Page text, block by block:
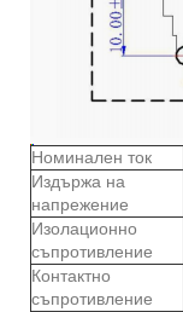
Номинален ток
Издържа на
напрежение
Изолационно
съпротивление
Контактно
съпротивление